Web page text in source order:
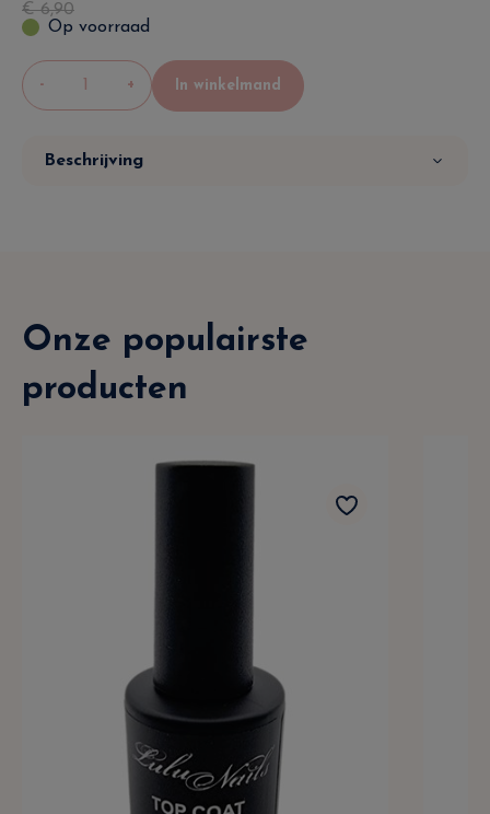
€6,90
Op voorraad
- + In winkelmand
Beschrijving
Onze populairste
producten